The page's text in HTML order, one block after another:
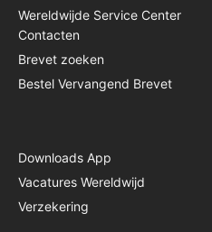
Wereldwijde Service Center
Contacten
Brevet zoeken
Bestel Vervangend Brevet
Downloads App
Vacatures Wereldwijd
Verzekering